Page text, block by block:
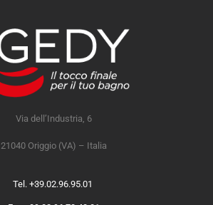
Via dell’Industria, 6
21040 Origgio (VA) – Italia
Tel. +39.02.96.95.01